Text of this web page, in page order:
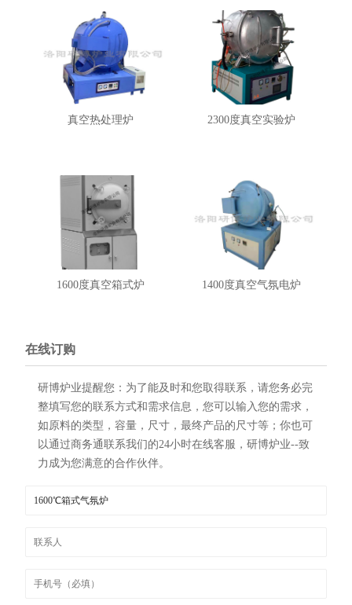
真空热处理炉 2300度真空实验炉
1600度真空箱式炉 1400度真空气氛电炉
在线订购
研博炉业提醒您：为了能及时和您取得联系，请您务必完
整填写您的联系方式和需求信息，您可以输入您的需求，
如原料的类型，容量，尺寸，最终产品的尺寸等；你也可
以通过商务通联系我们的24小时在线客服，研博炉业--致
力成为您满意的合作伙伴。